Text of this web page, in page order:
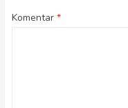
Komentar *